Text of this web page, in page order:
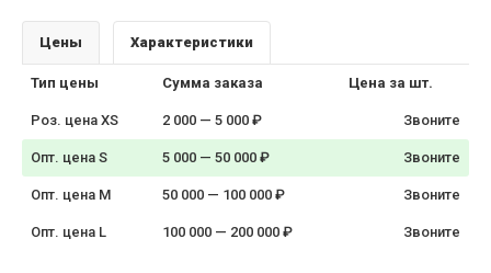
Цены Характеристики
Тип цены Сумма заказа Цена за шт.
Роз. цена XS 2 000 — 5 000 ₽ Звоните
Опт. цена S 5 000 — 50 000 ₽ Звоните
Опт. цена M 50 000 — 100 000 ₽ Звоните
Опт. цена L 100 000 — 200 000 ₽ Звоните